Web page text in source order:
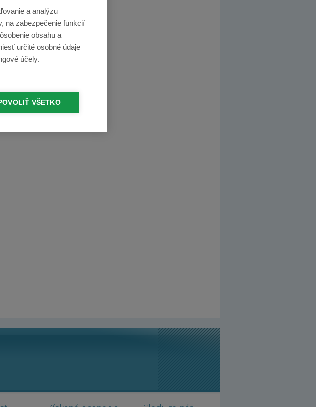
a analýzu
na zabezpečenie funkcií
obsahu a
určité osobné údaje
účely.
VŠETKO